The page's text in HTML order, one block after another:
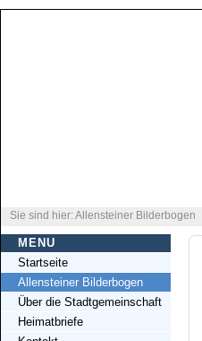
Sie sind hier: Allensteiner Bilderbogen
MENU
Startseite
Allensteiner Bilderbogen
Über die Stadtgemeinschaft
Heimatbriefe